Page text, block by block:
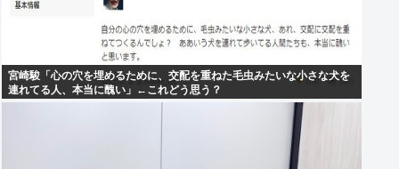
宮崎駿「心の穴を埋めるために、交配を重ねた毛虫みたいな小さな犬を
連れてる人、本当に醜い」←これどう思う？